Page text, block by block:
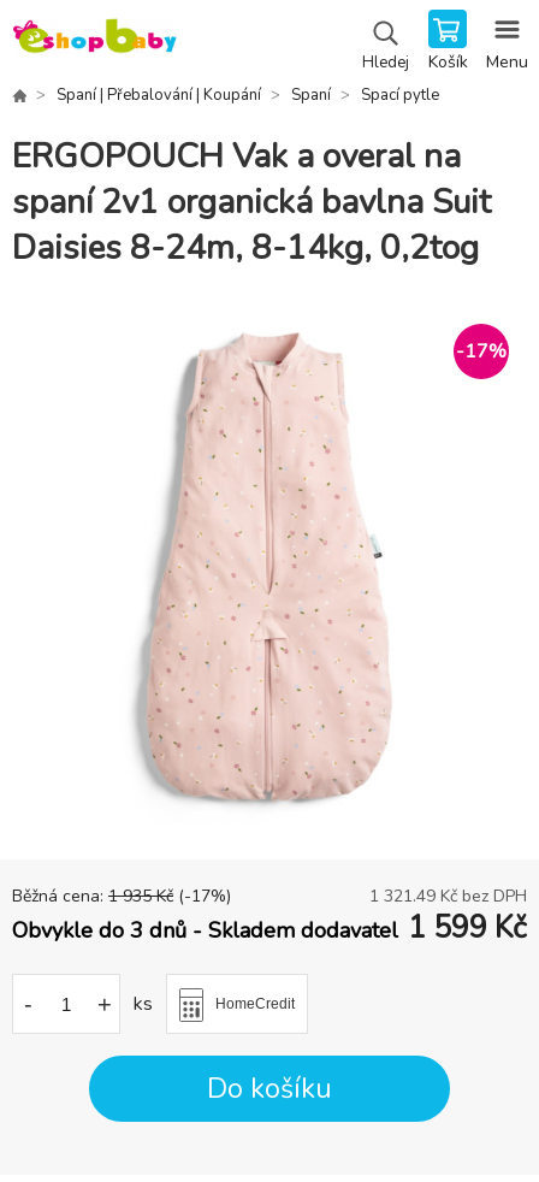
Hledej Košík Menu
Spaní | Přebalování | Koupání Spaní Spací pytle
ERGOPOUCH Vak a overal na
spaní 2v1 organická bavlna Suit
Daisies 8-24m, 8-14kg, 0,2tog
-17%
Běžná cena: 1 935 Kč (-17%) 1 321.49 Kč bez DPH
Obvykle do 3 dnů - Skladem dodavatel 1 599 Kč
- + ks HomeCredit
Do košíku